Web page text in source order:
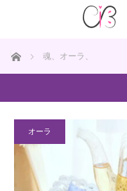
ホーム 魂、オーラ、
オーラ